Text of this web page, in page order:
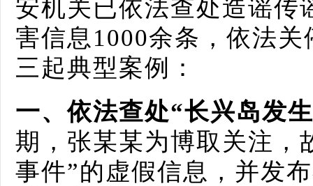
安机关已依法查处造谣传
害信息1000余条，依法
三起典型案例：
一、依法查处“长兴岛发
期，张某某为博取关注，
事件”的虚假信息，并发